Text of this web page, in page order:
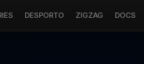
DESPORTO ZIGZAG DOCS